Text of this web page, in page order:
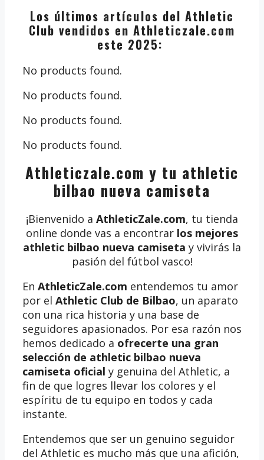
Los últimos artículos del Athletic
Club vendidos en Athleticzale.com
este 2025:
No products found.
No products found.
No products found.
No products found.
Athleticzale.com y tu athletic
bilbao nueva camiseta
¡Bienvenido a AthleticZale.com, tu tienda
online donde vas a encontrar los mejores
athletic bilbao nueva camiseta y vivirás la
pasión del fútbol vasco!
En AthleticZale.com entendemos tu amor
por el Athletic Club de Bilbao, un aparato
con una rica historia y una base de
seguidores apasionados. Por esa razón nos
hemos dedicado a ofrecerte una gran
selección de athletic bilbao nueva
camiseta oficial y genuina del Athletic, a
fin de que logres llevar los colores y el
espíritu de tu equipo en todos y cada
instante.
Entendemos que ser un genuino seguidor
del Athletic es mucho más que una afición,